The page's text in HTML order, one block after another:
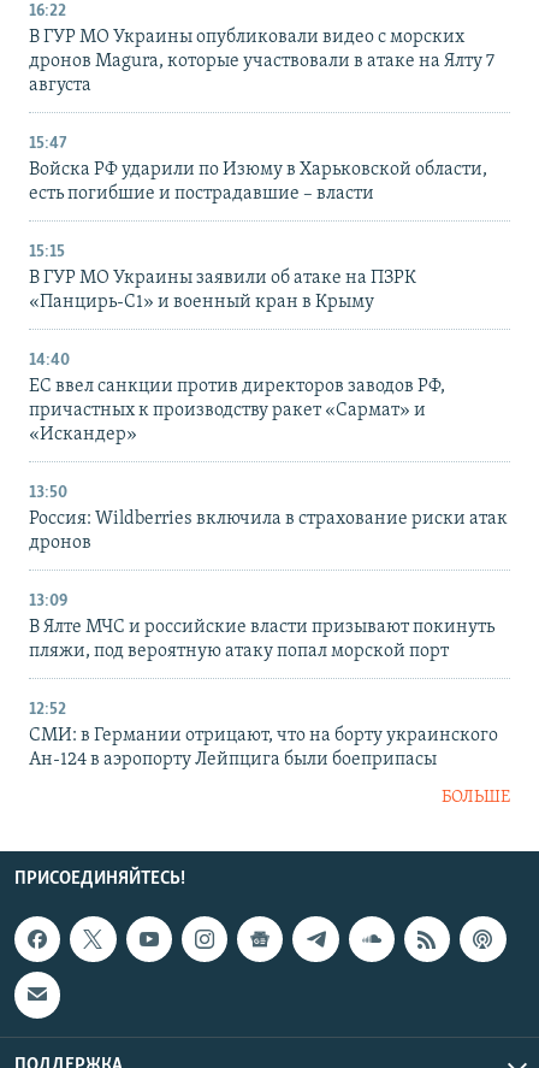
16:22
В ГУР МО Украины опубликовали видео с морских
дронов Magura, которые участвовали в атаке на Ялту 7
августа
15:47
Войска РФ ударили по Изюму в Харьковской области,
есть погибшие и пострадавшие – власти
15:15
В ГУР МО Украины заявили об атаке на ПЗРК
«Панцирь-С1» и военный кран в Крыму
14:40
ЕС ввел санкции против директоров заводов РФ,
причастных к производству ракет «Сармат» и
«Искандер»
13:50
Россия: Wildberries включила в страхование риски атак
дронов
13:09
В Ялте МЧС и российские власти призывают покинуть
пляжи, под вероятную атаку попал морской порт
12:52
СМИ: в Германии отрицают, что на борту украинского
Ан-124 в аэропорту Лейпцига были боеприпасы
БОЛЬШЕ
ПРИСОЕДИНЯЙТЕСЬ!